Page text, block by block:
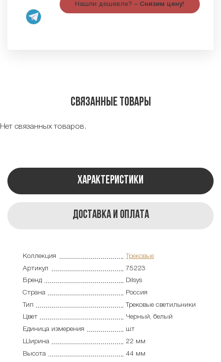
Нашли дешевле? – Снизим цену!
Связанные товары
Нет связанных товаров.
Характеристики
Доставка и оплата
Коллекция
Трековые
Артикул
75223
Бренд
Dilsys
Страна
Россия
Тип
Трековые светильники
Цвет
Черный, белый
Единица измерения
шт
Ширина
22 мм
Высота
44 мм